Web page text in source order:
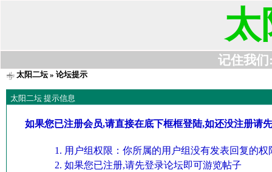
太
记住我们
太阳二坛» 论坛提示
太阳二坛 提示信息
如果您已注册会员,请直接在底下框框登陆,如还没注册请
用户组权限：你所属的用户组没有发表回复的权
如果您已注册,请先登录论坛即可游览帖子